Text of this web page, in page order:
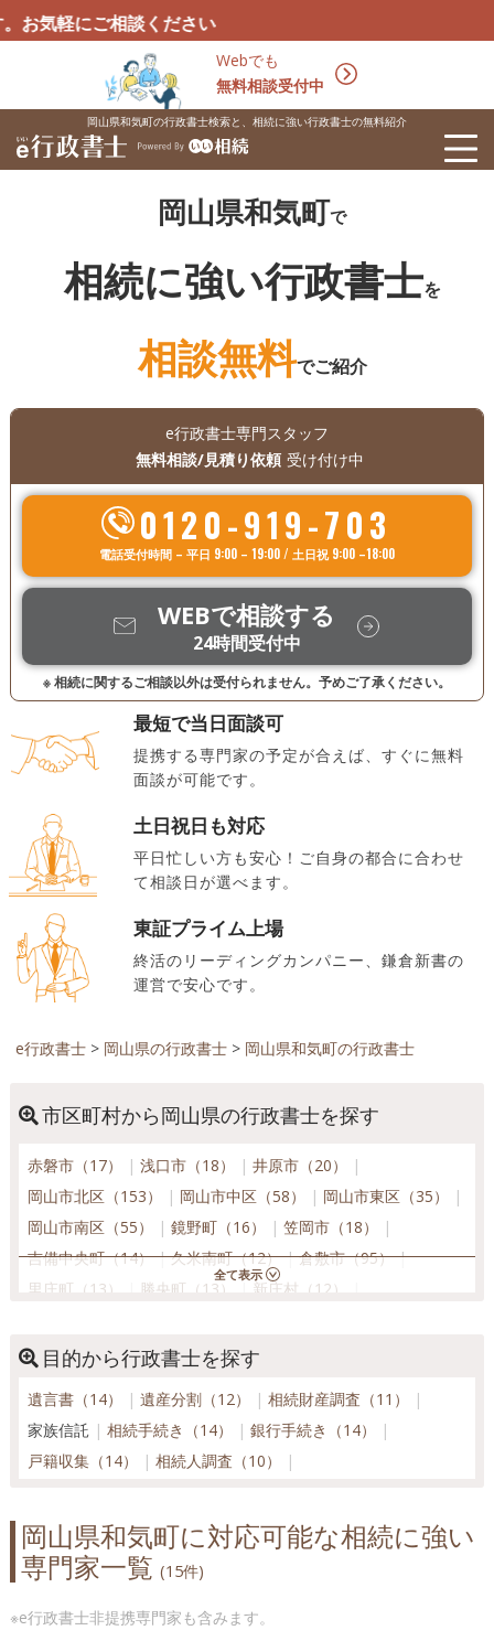
Webでも
無料相談受付中
談ください
岡山県和気町の行政書士検索と、相続に強い行政書士の無料紹介
岡山県和気町で
相続に強い行政書士を
相談無料でご紹介
e行政書士専門スタッフ
無料相談/見積り依頼 受け付け中
0120-919-703
電話受付時間 – 平日 9:00 – 19:00 / 土日祝 9:00 –18:00
WEBで相談する
24時間受付中
※ 相続に関するご相談以外は受付られません。予めご了承ください。
最短で当日面談可
提携する専門家の予定が合えば、すぐに無料
面談が可能です。
土日祝日も対応
平日忙しい方も安心！ご自身の都合に合わせ
て相談日が選べます。
東証プライム上場
終活のリーディングカンパニー、鎌倉新書の
運営で安心です。
e行政書士> 岡山県の行政書士> 岡山県和気町の行政書士
市区町村から岡山県の行政書士を探す
赤磐市（17） 浅口市（18）
井原市（20）
岡山市北区（153）
岡山市中区（58）
岡山市東区（35）
岡山市南区（55）
鏡野町（16）
笠岡市（18）
吉備中央町（14）
久米南町（12）
倉敷市（95）
里庄町（13）
勝央町（13）
新庄村（12）
玉野市（24）
津山市（38）
奈義町（14）
備前市（17）
真庭市（23）
美咲町（13）
美作市（15）
矢掛町（15） 和気町（15）
目的から行政書士を探す
遺言書（14） 遺産分割（12）
相続財産調査（11）
家族信託
相続手続き（14）
銀行手続き（14）
戸籍収集（14）
相続人調査（10）
岡山県和気町に対応可能な相続に強い
専門家一覧 (15件)
※e行政書士非提携専門家も含みます。